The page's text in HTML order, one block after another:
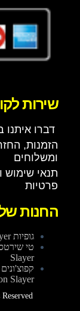
שירות
דברו איתנו
הזמנות,
ומשלוחים
תנאי שימוש
פרטיות
החנות
גופיות Demon Slayer
Slayer
Slayer